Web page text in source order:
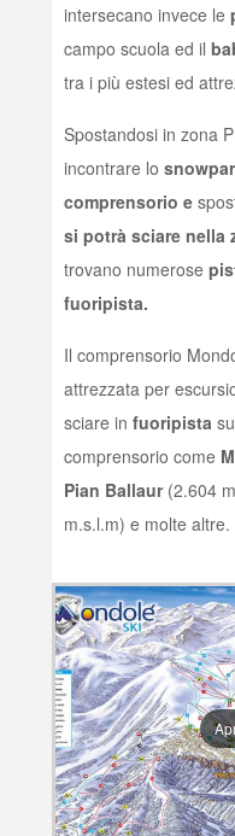
intersecano invece le
campo scuola ed il
tra i più estesi ed
Spostandosi in zona
incontrare lo
comprensorio e
si potrà sciare nella
trovano numerose
fuoripista.
Il comprensorio
attrezzata per
sciare in fuoripista
comprensorio come
Pian Ballaur(2.604
m.s.l.m) e molte altre.